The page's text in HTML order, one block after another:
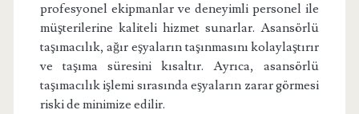
profesyonel ekipmanlar ve deneyimli personel ile
müşterilerine kaliteli hizmet sunarlar. Asansörlü
taşımacılık, ağır eşyaların taşınmasını kolaylaştırır
ve taşıma süresini kısaltır. Ayrıca, asansörlü
taşımacılık işlemi sırasında eşyaların zarar görmesi
riski de minimize edilir.